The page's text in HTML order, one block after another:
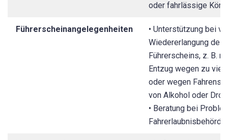
oder fahrlässige
Führerscheinangelegenheiten
• Unterstützung bei
Wiedererlangung des
Führerscheins, z. B.
Entzug wegen zu
oder wegen Fahrens
von Alkohol oder
• Beratung bei
Fahrerlaubnisbehörde.